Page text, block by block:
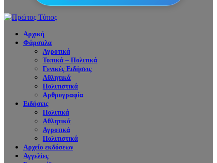
Αρχική
Φάρσαλα
Αγροτικά
Τοπικά – Πολιτικά
Γενικές Ειδήσεις
Αθλητικά
Πολιτιστικά
Αρθρογραφία
Ειδήσεις
Πολιτικά
Αθλητικά
Αγροτικά
Πολιτιστικά
Αρχείο εκδόσεων
Αγγελίες